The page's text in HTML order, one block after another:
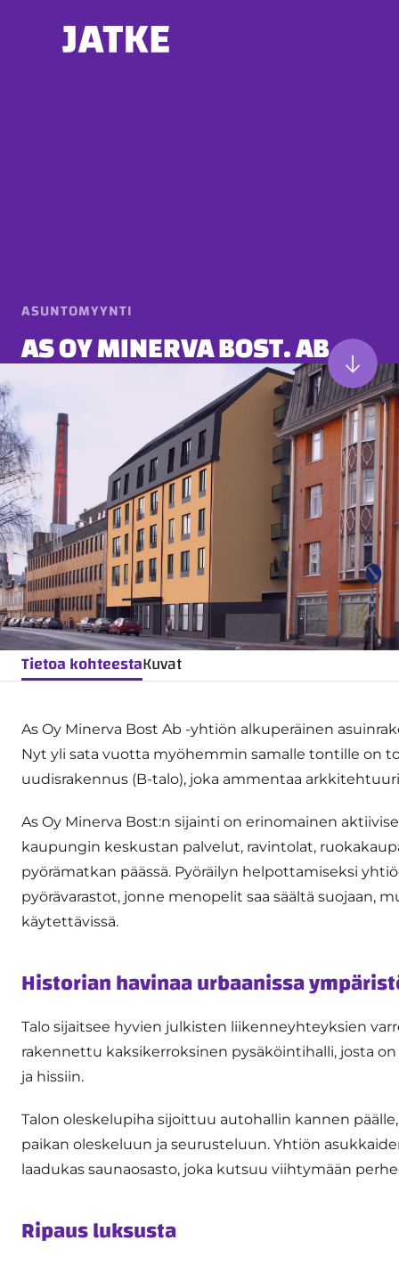
ASUNTOMYYNTI
AS OY MINERVA BOST. AB
Tietoa kohteestaKuvat
As Oy Minerva Bost Ab -yhtiön alkuperäinen
Nyt yli sata vuotta myöhemmin samalle tontille on
uudisrakennus (B-talo), joka ammentaa
As Oy Minerva Bost:n sijainti on erinomainen
kaupungin keskustan palvelut, ravintolat,
pyörämatkan päässä. Pyöräilyn helpottamiseksi
pyörävarastot, jonne menopelit saa säältä suojaan,
käytettävissä.
Historian havinaa urbaanissa
Talo sijaitsee hyvien julkisten liikenneyhteyksien
rakennettu kaksikerroksinen pysäköintihalli, josta
ja hissiin.
Talon oleskelupiha sijoittuu autohallin kannen
paikan oleskeluun ja seurusteluun. Yhtiön
laadukas saunaosasto, joka kutsuu viihtymään
Ripaus luksusta